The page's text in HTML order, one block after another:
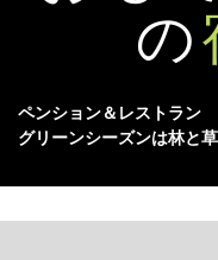
の
ペンション＆レストラン
グリーンシーズンは林と